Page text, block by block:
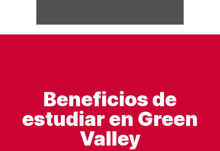
Beneficios de
estudiar en Green
Valley